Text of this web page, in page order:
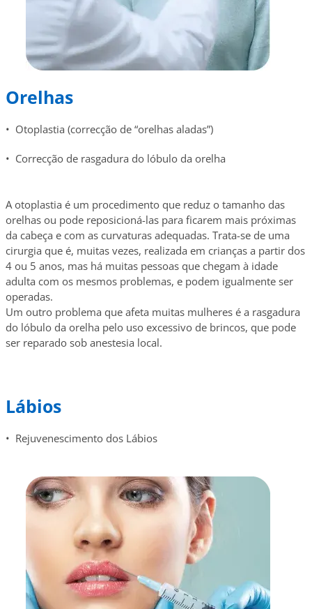
Orelhas
• Otoplastia (correcção de “orelhas aladas”)
• Correcção de rasgadura do lóbulo da orelha
A otoplastia é um procedimento que reduz o tamanho das
orelhas ou pode reposicioná-las para ficarem mais próximas
da cabeça e com as curvaturas adequadas. Trata-se de uma
cirurgia que é, muitas vezes, realizada em crianças a partir dos
4 ou 5 anos, mas há muitas pessoas que chegam à idade
adulta com os mesmos problemas, e podem igualmente ser
operadas.
Um outro problema que afeta muitas mulheres é a rasgadura
do lóbulo da orelha pelo uso excessivo de brincos, que pode
ser reparado sob anestesia local.
Lábios
• Rejuvenescimento dos Lábios